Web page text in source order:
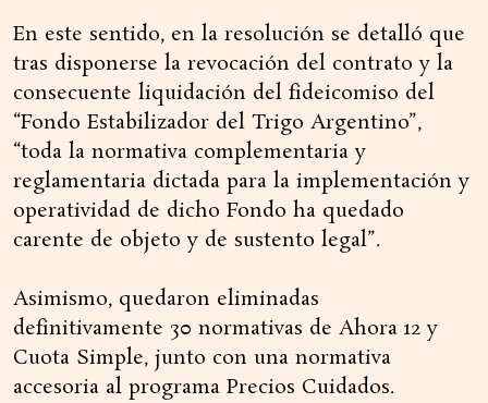
En este sentido, en la resolución se detalló que
tras disponerse la revocación del contrato y la
consecuente liquidación del fideicomiso del
“Fondo Estabilizador del Trigo Argentino”,
“toda la normativa complementaria y
reglamentaria dictada para la implementación y
operatividad de dicho Fondo ha quedado
carente de objeto y de sustento legal”.
Asimismo, quedaron eliminadas
definitivamente 30 normativas de Ahora 12 y
Cuota Simple, junto con una normativa
accesoria al programa Precios Cuidados.